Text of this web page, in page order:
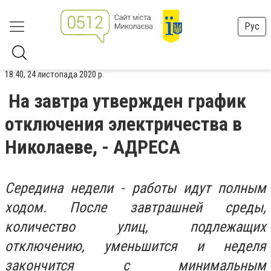
Рус
18:40, 24 листопада 2020 р.
На завтра утвержден график
отключения электричества в
Николаеве, - АДРЕСА
Середина недели - работы идут полным
ходом. После завтрашней среды,
количество улиц, подлежащих
отключению, уменьшится и неделя
закончится с минимальным